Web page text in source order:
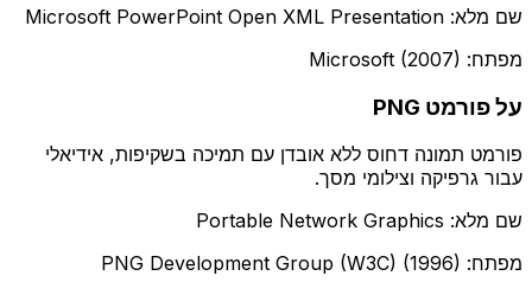
שם מלא: Microsoft PowerPoint Open XML Presentation
מפתח: Microsoft (2007)
על פורמט PNG
פורמט תמונה דחוס ללא אובדן עם תמיכה בשקיפות, אידיאלי
עבור גרפיקה וצילומי מסך.
שם מלא: Portable Network Graphics
מפתח: PNG Development Group (W3C) (1996)